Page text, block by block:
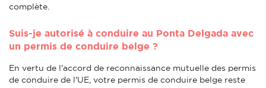
complète.
Suis-je autorisé à conduire au Ponta Delgada avec
un permis de conduire belge ?
En vertu de l'accord de reconnaissance mutuelle des permis
de conduire de l'UE, votre permis de conduire belge reste